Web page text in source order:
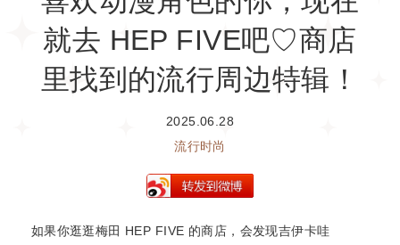
就去 HEP FIVE吧♡商店
里找到的流行周边特辑！
2025.06.28
流行时尚
如果你逛逛梅田 HEP FIVE 的商店，会发现吉伊卡哇